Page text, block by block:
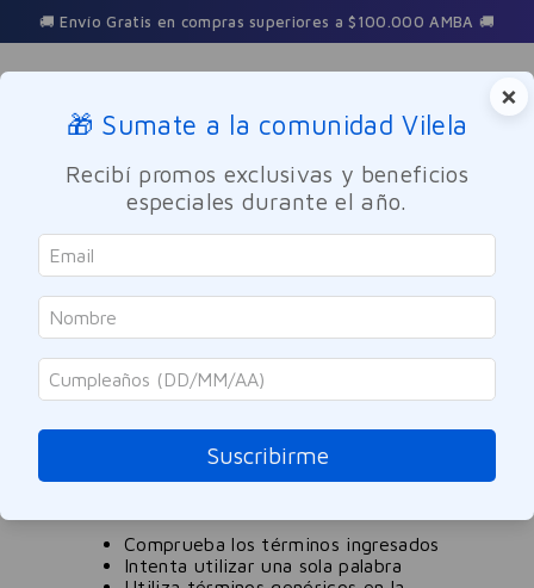
🚚 Envío Gratis en compras superiores a $100.000 AMBA 🚚
Buscar
lapiz-delineador-de-labios-hd-tono-05-burgundy
OOPS!
No encontramos ningún resultado para
¿Qué debo hacer?
Comprueba los términos ingresados
Intenta utilizar una sola palabra
×
🎁 Sumate a la comunidad Vilela
Recibí promos exclusivas y beneficios
especiales durante el año.
Suscribirme